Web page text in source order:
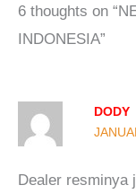
6 thoughts on
INDONESIA”
DODY
Dealer resminya